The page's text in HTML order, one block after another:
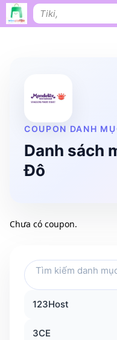
Bỏ
qua
Tìm
kiếm:
COUPON DANH
Danh sách
Đô
Chưa có coupon.
Tìm
kiếm
danh
mục
123Host
3CE